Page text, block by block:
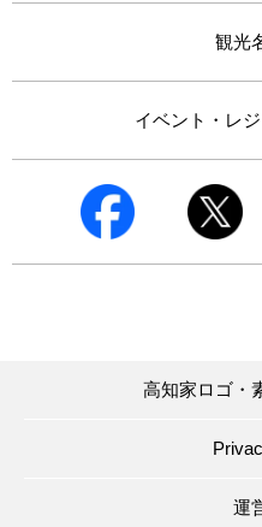
観光
イベント・レ
高知家ロゴ・
運